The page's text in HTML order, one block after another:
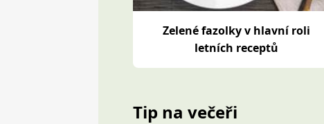
Zelené fazolky v hlavní roli
letních receptů
Tip na večeři